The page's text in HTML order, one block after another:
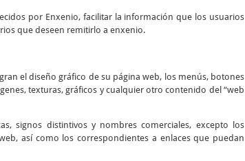
por Enxenio, facilitar la información que los usuarios
que deseen remitirlo a enxenio.
el diseño gráfico de su página web, los menús, botones
texturas, gráficos y cualquier otro contenido del “web
signos distintivos y nombres comerciales, excepto los
así como los correspondientes a enlaces que puedan